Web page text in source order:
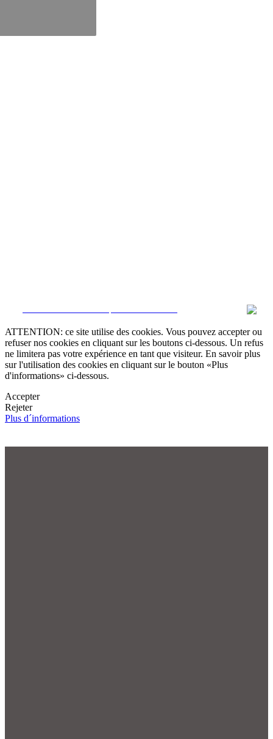
ATTENTION: ce site utilise des cookies. Vous pouvez accepter ou
refuser nos cookies en cliquant sur les boutons ci-dessous. Un refus
ne limitera pas votre expérience en tant que visiteur. En savoir plus
sur l'utilisation des cookies en cliquant sur le bouton «Plus
d'informations» ci-dessous.
Accepter
Rejeter
Plus d´informations